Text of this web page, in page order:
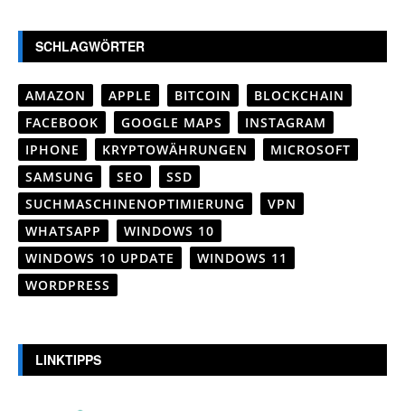
SCHLAGWÖRTER
AMAZON APPLE BITCOIN
BLOCKCHAIN
FACEBOOK
GOOGLE MAPS
INSTAGRAM
IPHONE
KRYPTOWÄHRUNGEN
MICROSOFT
SAMSUNG
SEO
SSD
SUCHMASCHINENOPTIMIERUNG
VPN
WHATSAPP
WINDOWS 10
WINDOWS 10 UPDATE
WINDOWS 11
WORDPRESS
LINKTIPPS